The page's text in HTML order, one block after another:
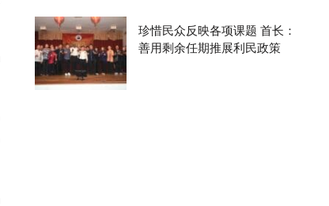
珍惜民众反映各项课题 首长：
善用剩余任期推展利民政策